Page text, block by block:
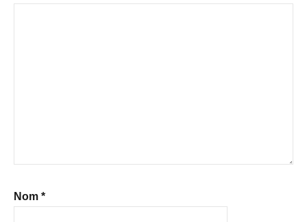
Nom *